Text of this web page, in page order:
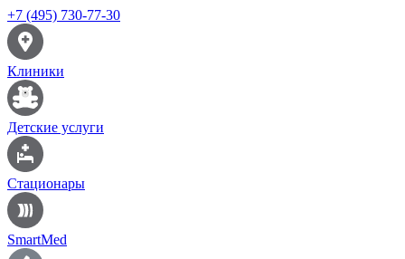
+7 (495) 730-77-30
Клиники
Детские услуги
Стационары
SmartMed